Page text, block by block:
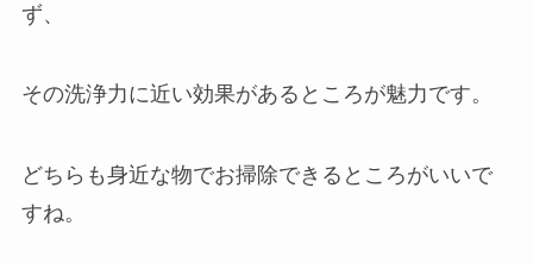
ず、
その洗浄力に近い効果があるところが魅力です。
どちらも身近な物でお掃除できるところがいいで
すね。